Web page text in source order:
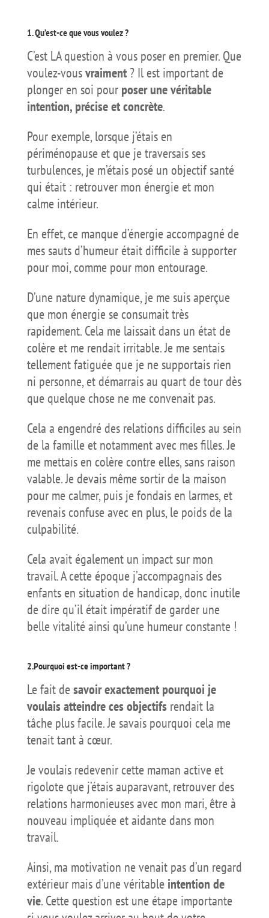
1. Qu’est-ce que vous voulez ?
C’est LA question à vous poser en premier. Que
voulez-vousvraiment? Il est important de
plonger en soi pour poser une véritable
intention, précise et concrète.
Pour exemple, lorsque j’étais en
périménopause et que je traversais ses
turbulences, je m’étais posé un objectif santé
qui était : retrouver mon énergie et mon
calme intérieur.
En effet, ce manque d’énergie accompagné de
mes sauts d’humeur était difficile à supporter
pour moi, comme pour mon entourage.
D’une nature dynamique, je me suis aperçue
que mon énergie se consumait très
rapidement. Cela me laissait dans un état de
colère et me rendait irritable. Je me sentais
tellement fatiguée que je ne supportais rien
ni personne, et démarrais au quart de tour dès
que quelque chose ne me convenait pas.
Cela a engendré des relations difficiles au sein
de la famille et notamment avec mes filles. Je
me mettais en colère contre elles, sans raison
valable. Je devais même sortir de la maison
pour me calmer, puis je fondais en larmes, et
revenais confuse avec en plus, le poids de la
culpabilité.
Cela avait également un impact sur mon
travail. A cette époque j’accompagnais des
enfants en situation de handicap, donc inutile
de dire qu’il était impératif de garder une
belle vitalité ainsi qu’une humeur constante !
2.Pourquoi est-ce important ?
Le fait de savoir exactement pourquoi je
voulais atteindre ces objectifsrendait la
tâche plus facile. Je savais pourquoi cela me
tenait tant à cœur.
Je voulais redevenir cette maman active et
rigolote que j’étais auparavant, retrouver des
relations harmonieuses avec mon mari, être à
nouveau impliquée et aidante dans mon
travail.
Ainsi, ma motivation ne venait pas d’un regard
extérieur mais d’une véritable intention de
vie. Cette question est une étape importante